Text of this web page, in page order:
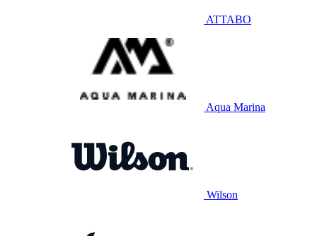
ATTABO
Aqua Marina
Wilson